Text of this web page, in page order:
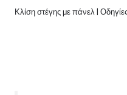
Κλίση στέγης με πάνελ |